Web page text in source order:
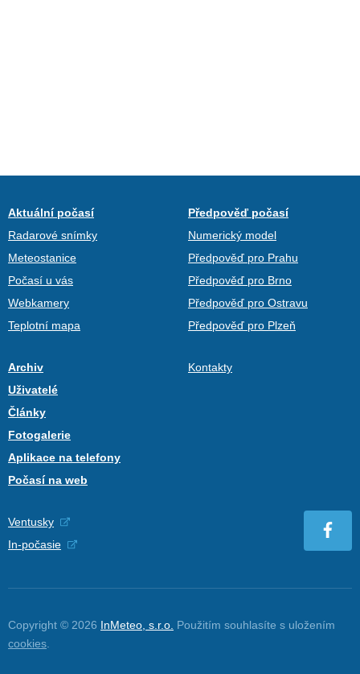
Aktuální počasí
Radarové snímky
Meteostanice
Počasí u vás
Webkamery
Teplotní mapa
Předpověď počasí
Numerický model
Předpověď pro Prahu
Předpověď pro Brno
Předpověď pro Ostravu
Předpověď pro Plzeň
Archiv
Uživatelé
Články
Fotogalerie
Aplikace na telefony
Počasí na web
Kontakty
Ventusky
In-počasie
Copyright © 2026 InMeteo, s.r.o. Použitím souhlasíte s uložením
cookies